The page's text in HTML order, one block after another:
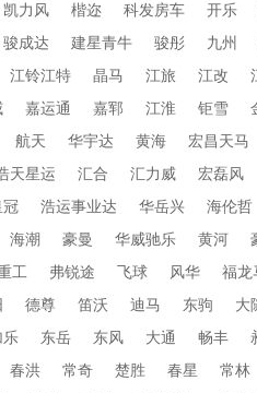
凯力风 楷迩 科发房车 开乐
骏成达 建星青牛 骏彤 九州
江铃江特 晶马 江旅 江改
嘉运通 嘉郓 江淮 钜雪
航天 华宇达 黄海 宏昌天马
天星运 汇合 汇力威 宏磊风
冠 浩运事业达 华岳兴 海伦哲
海潮 豪曼 华威驰乐 黄河
工 弗锐途 飞球 风华 福龙
德尊 笛沃 迪马 东驹 大
乐 东岳 东风 大通 畅丰
春洪 常奇 楚胜 春星 常林